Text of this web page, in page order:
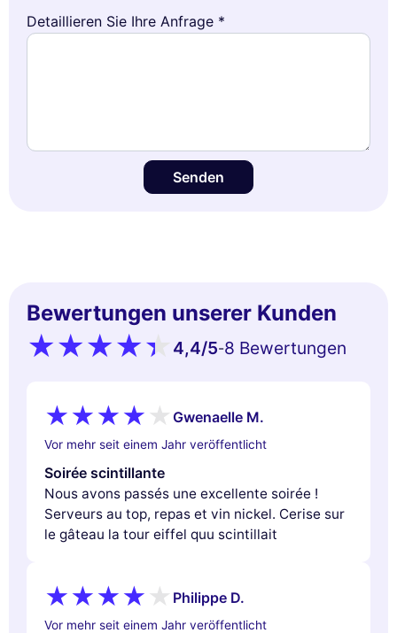
Detaillieren Sie Ihre Anfrage *
Senden
Bewertungen unserer Kunden
4,4/5-8 Bewertungen
Gwenaelle M.
Vor mehr seit einem Jahr veröffentlicht
Soirée scintillante
Nous avons passés une excellente soirée !
Serveurs au top, repas et vin nickel. Cerise sur
le gâteau la tour eiffel quu scintillait
Philippe D.
Vor mehr seit einem Jahr veröffentlicht